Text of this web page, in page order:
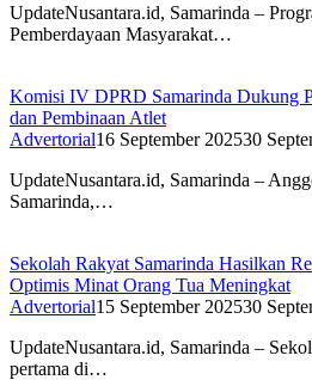
UpdateNusantara.id, Samarinda –
Pemberdayaan Masyarakat…
Komisi IV DPRD Samarinda Dukung
dan Pembinaan Atlet
Advertorial16 September 202530
UpdateNusantara.id, Samarinda –
Samarinda,…
Sekolah Rakyat Samarinda Hasilkan
Optimis Minat Orang Tua Meningkat
Advertorial15 September 202530
UpdateNusantara.id, Samarinda –
pertama di…